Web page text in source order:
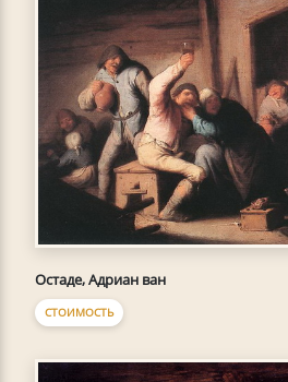
Остаде, Адриан ван
СТОИМОСТЬ